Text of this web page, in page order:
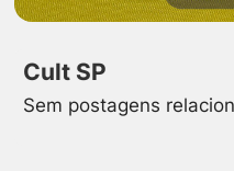
Cult SP
Sem postagens